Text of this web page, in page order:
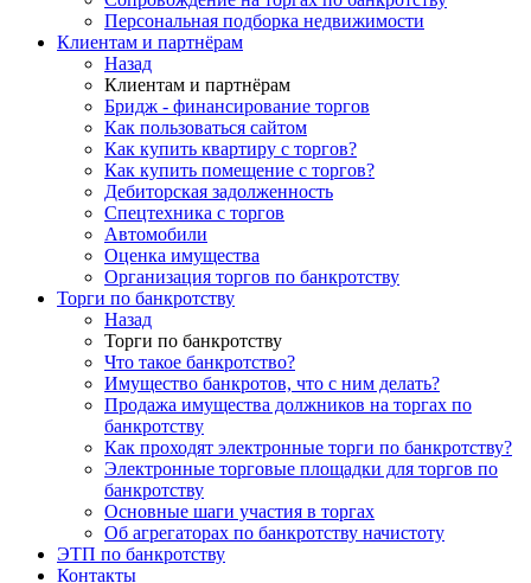
Персональная подборка недвижимости
Клиентам и партнёрам
Назад
Клиентам и партнёрам
Бридж - финансирование торгов
Как пользоваться сайтом
Как купить квартиру с торгов?
Как купить помещение с торгов?
Дебиторская задолженность
Спецтехника с торгов
Автомобили
Оценка имущества
Организация торгов по банкротству
Торги по банкротству
Назад
Торги по банкротству
Что такое банкротство?
Имущество банкротов, что с ним делать?
Продажа имущества должников на торгах по
банкротству
Как проходят электронные торги по банкротству?
Электронные торговые площадки для торгов по
банкротству
Основные шаги участия в торгах
Об агрегаторах по банкротству начистоту
ЭТП по банкротству
Контакты